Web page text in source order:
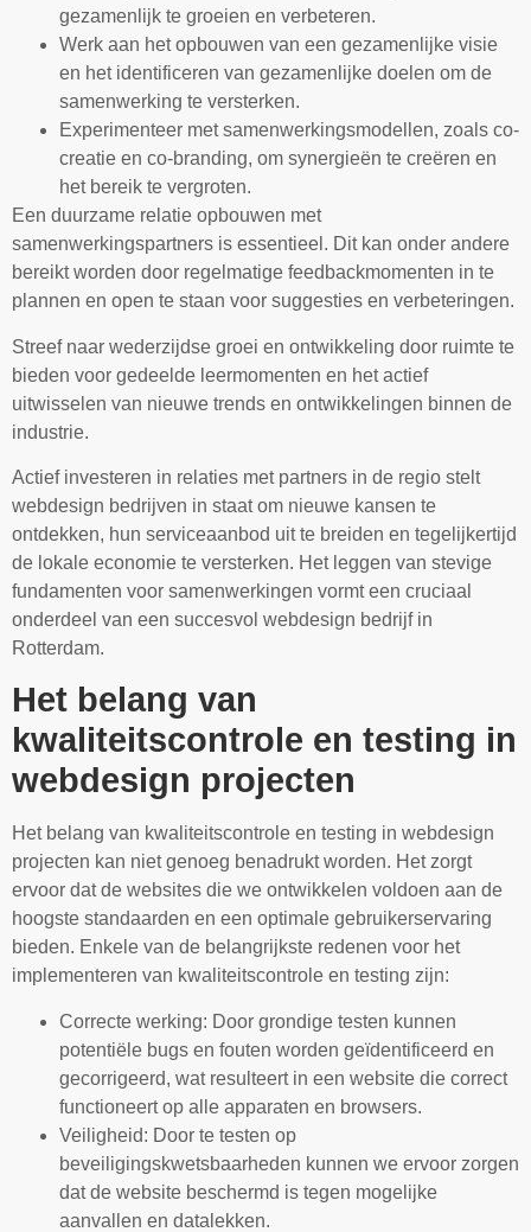
gezamenlijk te groeien en verbeteren.
Werk aan het opbouwen van een gezamenlijke visie
en het identificeren van gezamenlijke doelen om de
samenwerking te versterken.
Experimenteer met samenwerkingsmodellen, zoals co-
creatie en co-branding, om synergieën te creëren en
het bereik te vergroten.
Een duurzame relatie opbouwen met
samenwerkingspartners is essentieel. Dit kan onder andere
bereikt worden door regelmatige feedbackmomenten in te
plannen en open te staan voor suggesties en verbeteringen.
Streef naar wederzijdse groei en ontwikkeling door ruimte te
bieden voor gedeelde leermomenten en het actief
uitwisselen van nieuwe trends en ontwikkelingen binnen de
industrie.
Actief investeren in relaties met partners in de regio stelt
webdesign bedrijven in staat om nieuwe kansen te
ontdekken, hun serviceaanbod uit te breiden en tegelijkertijd
de lokale economie te versterken. Het leggen van stevige
fundamenten voor samenwerkingen vormt een cruciaal
onderdeel van een succesvol webdesign bedrijf in
Rotterdam.
Het belang van
kwaliteitscontrole en testing in
webdesign projecten
Het belang van kwaliteitscontrole en testing in webdesign
projecten kan niet genoeg benadrukt worden. Het zorgt
ervoor dat de websites die we ontwikkelen voldoen aan de
hoogste standaarden en een optimale gebruikerservaring
bieden. Enkele van de belangrijkste redenen voor het
implementeren van kwaliteitscontrole en testing zijn:
Correcte werking: Door grondige testen kunnen
potentiële bugs en fouten worden geïdentificeerd en
gecorrigeerd, wat resulteert in een website die correct
functioneert op alle apparaten en browsers.
Veiligheid: Door te testen op
beveiligingskwetsbaarheden kunnen we ervoor zorgen
dat de website beschermd is tegen mogelijke
aanvallen en datalekken.